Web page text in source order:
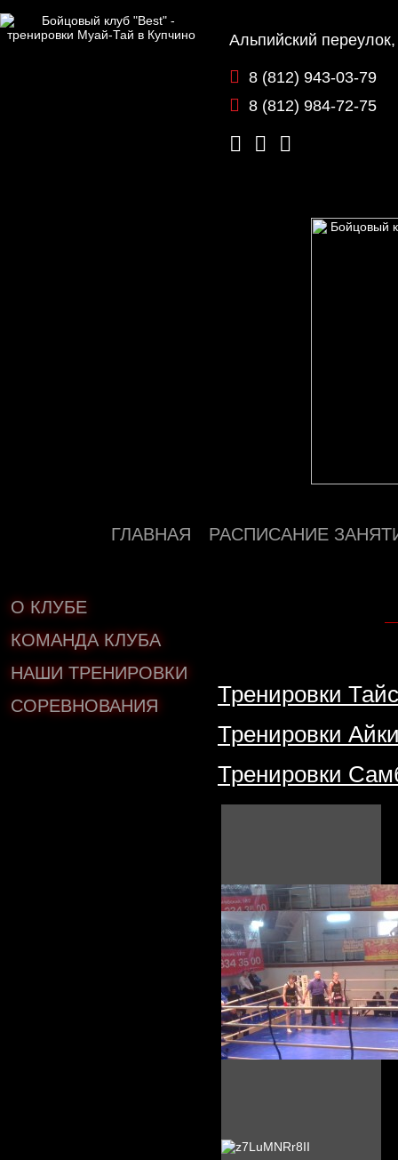
Альпийский
8 (812) 943-03-79
8 (812) 984-72-75
ГЛАВНАЯ РАСПИСАНИЕ
О КЛУБЕ
КОМАНДА КЛУБА
НАШИ ТРЕНИРОВКИ
СОРЕВНОВАНИЯ
Тренировки
Тренировки
Тренировки